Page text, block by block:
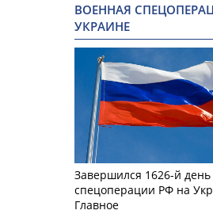
ВОЕННАЯ
УКРАИНЕ
Завершился 1626-й день
спецоперации РФ на
Главное